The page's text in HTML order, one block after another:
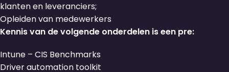
klanten en leveranciers;
Opleiden van medewerkers
Kennis van de volgende onderdelen is een pre:
Intune – CIS Benchmarks
Driver automation toolkit